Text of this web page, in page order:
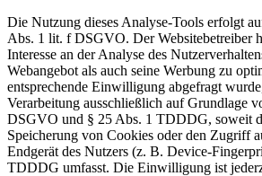
Die Nutzung dieses Analyse-Tools erfolgt
Abs. 1 lit. f DSGVO. Der Websitebetreiber
Interesse an der Analyse des
Webangebot als auch seine Werbung zu
entsprechende Einwilligung abgefragt
Verarbeitung ausschließlich auf Grundlage
DSGVO und § 25 Abs. 1 TDDDG, soweit
Speicherung von Cookies oder den Zugriff
Endgerät des Nutzers (z. B. Device-
TDDDG umfasst. Die Einwilligung ist